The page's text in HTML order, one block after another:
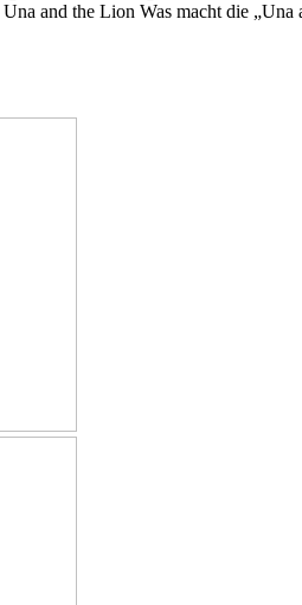
and the Lion Was macht die „Una